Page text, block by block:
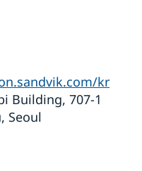
kr
Building, 707-1
Seoul